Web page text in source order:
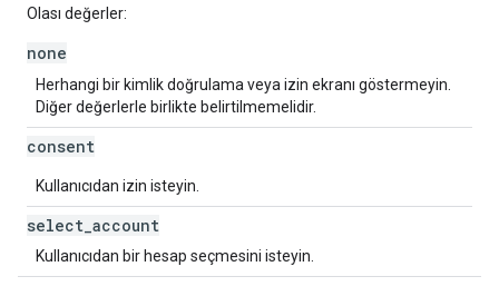
Olası değerler:
none
Herhangi bir kimlik doğrulama veya izin ekranı göstermeyin.
Diğer değerlerle birlikte belirtilmemelidir.
consent
Kullanıcıdan izin isteyin.
select account
Kullanıcıdan bir hesap seçmesini isteyin.